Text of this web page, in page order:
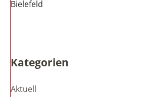
Bielefeld
Kategorien
Aktuell